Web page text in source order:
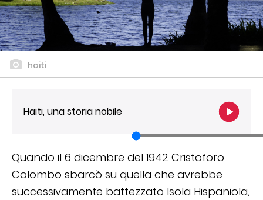
haiti
Haiti, una storia nobile
Quando il 6 dicembre del 1942 Cristoforo
Colombo sbarcò su quella che avrebbe
successivamente battezzato Isola Hispaniola,